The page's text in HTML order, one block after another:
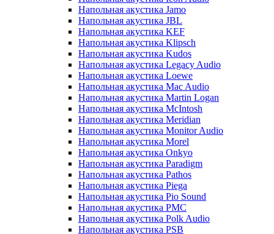
Напольная акустика Jamo
Напольная акустика JBL
Напольная акустика KEF
Напольная акустика Klipsch
Напольная акустика Kudos
Напольная акустика Legacy Audio
Напольная акустика Loewe
Напольная акустика Mac Audio
Напольная акустика Martin Logan
Напольная акустика McIntosh
Напольная акустика Meridian
Напольная акустика Monitor Audio
Напольная акустика Morel
Напольная акустика Onkyo
Напольная акустика Paradigm
Напольная акустика Pathos
Напольная акустика Piega
Напольная акустика Pio Sound
Напольная акустика PMC
Напольная акустика Polk Audio
Напольная акустика PSB